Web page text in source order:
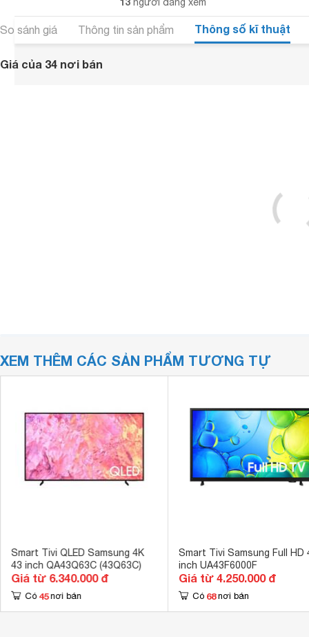
So sánh giá Thông tin sản phẩm Thông số kĩ thuật
Giá của 34 nơi bán
XEM THÊM CÁC SẢN PHẨM TƯƠNG TỰ
Smart Tivi QLED Samsung 4K
43 inch QA43Q63C (43Q63C)
Giá từ 6.340.000 đ
Có 45 nơi bán
Smart Tivi Samsung Full HD
inch UA43F6000F
Giá từ 4.250.000 đ
Có 68 nơi bán